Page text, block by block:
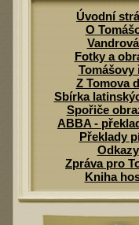
Úvodní
O
Fotky a
Tomášovy
Z Tomova
Sbírka
Spořiče
ABBA -
Překlady
Odkazy
Zpráva pro
Kniha